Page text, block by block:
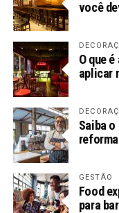
você
O que
aplicar
Saiba
GESTÃO
Food
para